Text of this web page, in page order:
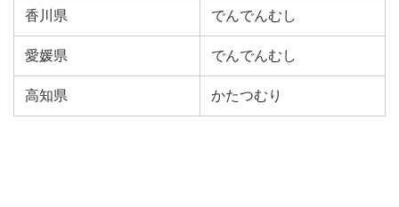
香川県 でんでんむし
愛媛県 でんでんむし
高知県 かたつむり